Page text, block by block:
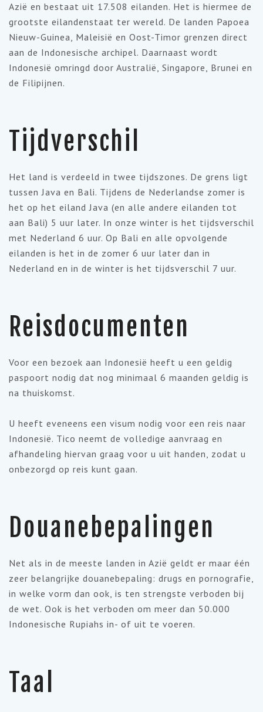
Azië en bestaat uit 17.508 eilanden. Het is hiermee de
grootste eilandenstaat ter wereld. De landen Papoea
Nieuw-Guinea, Maleisië en Oost-Timor grenzen direct
aan de Indonesische archipel. Daarnaast wordt
Indonesië omringd door Australië, Singapore, Brunei en
de Filipijnen.
Tijdverschil
Het land is verdeeld in twee tijdszones. De grens ligt
tussen Java en Bali. Tijdens de Nederlandse zomer is
het op het eiland Java (en alle andere eilanden tot
aan Bali) 5 uur later. In onze winter is het tijdsverschil
met Nederland 6 uur. Op Bali en alle opvolgende
eilanden is het in de zomer 6 uur later dan in
Nederland en in de winter is het tijdsverschil 7 uur.
Reisdocumenten
Voor een bezoek aan Indonesië heeft u een geldig
paspoort nodig dat nog minimaal 6 maanden geldig is
na thuiskomst.
U heeft eveneens een visum nodig voor een reis naar
Indonesië. Tico neemt de volledige aanvraag en
afhandeling hiervan graag voor u uit handen, zodat u
onbezorgd op reis kunt gaan.
Douanebepalingen
Net als in de meeste landen in Azië geldt er maar één
zeer belangrijke douanebepaling: drugs en pornografie,
in welke vorm dan ook, is ten strengste verboden bij
de wet. Ook is het verboden om meer dan 50.000
Indonesische Rupiahs in- of uit te voeren.
Taal